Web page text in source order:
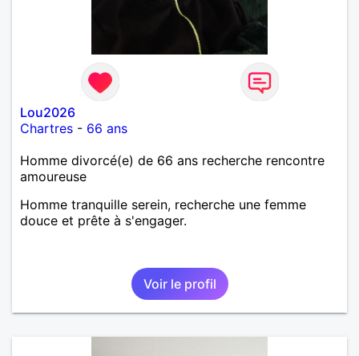
Lou2026
Chartres - 66 ans
Homme divorcé(e) de 66 ans recherche rencontre
amoureuse
Homme tranquille serein, recherche une femme
douce et prête à s'engager.
Voir le profil